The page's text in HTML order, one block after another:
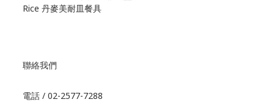
Rice 丹麥美耐皿餐具
聯絡我們
電話 / 02-2577-7288